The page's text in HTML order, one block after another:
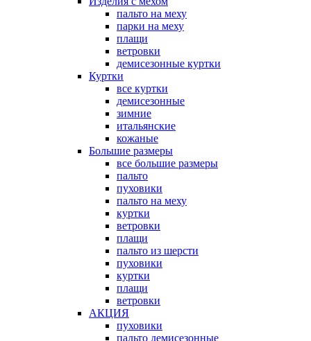
пальто на меху
парки на меху
плащи
ветровки
демисезонные куртки
Куртки
все куртки
демисезонные
зимние
итальянские
кожаные
Большие размеры
все большие размеры
пальто
пуховики
пальто на меху
куртки
ветровки
плащи
пальто из шерсти
пуховики
куртки
плащи
ветровки
АКЦИЯ
пуховики
пальто демисезонные